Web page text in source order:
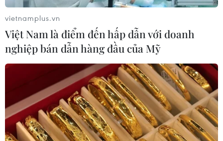
vietnamplus.vn
Việt Nam là điểm đến hấp dẫn với doanh
nghiệp bán dẫn hàng đầu của Mỹ